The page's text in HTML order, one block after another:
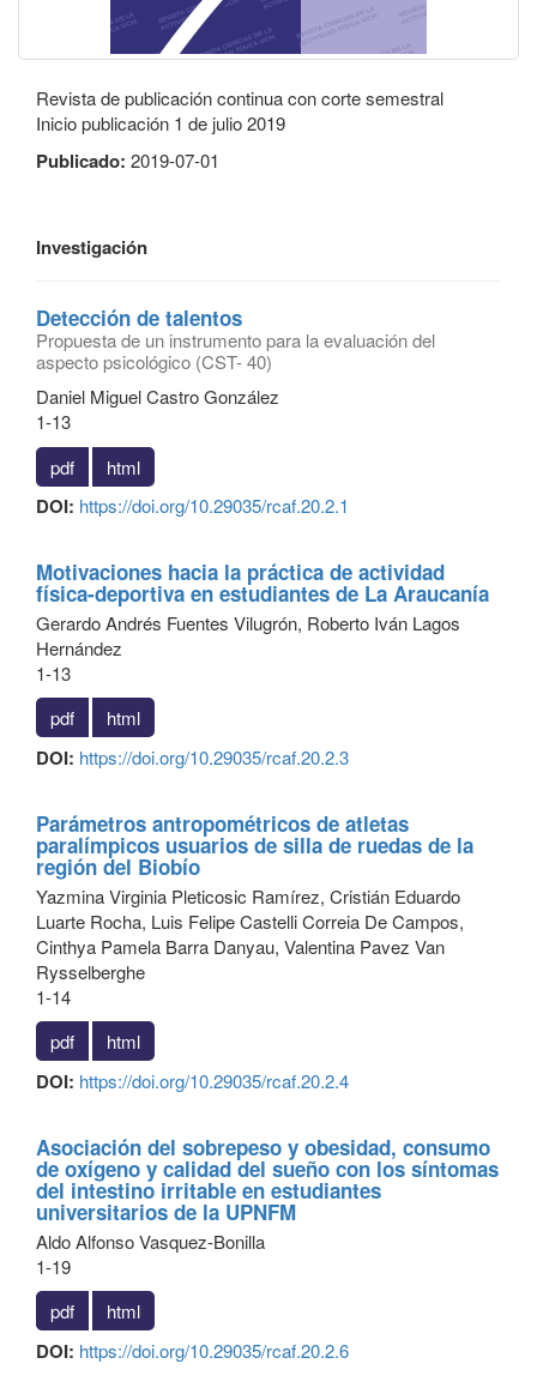
Revista de publicación continua con corte semestral
Inicio publicación 1 de julio 2019
Publicado: 2019-07-01
Investigación
Detección de talentos
Propuesta de un instrumento para la evaluación del
aspecto psicológico (CST- 40)
Daniel Miguel Castro González
1-13
pdf
html
DOI: https://doi.org/10.29035/rcaf.20.2.1
Motivaciones hacia la práctica de actividad
física-deportiva en estudiantes de La Araucanía
Gerardo Andrés Fuentes Vilugrón, Roberto Iván Lagos
Hernández
1-13
pdf
html
DOI: https://doi.org/10.29035/rcaf.20.2.3
Parámetros antropométricos de atletas
paralímpicos usuarios de silla de ruedas de la
región del Biobío
Yazmina Virginia Pleticosic Ramírez, Cristián Eduardo
Luarte Rocha, Luis Felipe Castelli Correia De Campos,
Cinthya Pamela Barra Danyau, Valentina Pavez Van
Rysselberghe
1-14
pdf
html
DOI: https://doi.org/10.29035/rcaf.20.2.4
Asociación del sobrepeso y obesidad, consumo
de oxígeno y calidad del sueño con los síntomas
del intestino irritable en estudiantes
universitarios de la UPNFM
Aldo Alfonso Vasquez-Bonilla
1-19
pdf
html
DOI: https://doi.org/10.29035/rcaf.20.2.6